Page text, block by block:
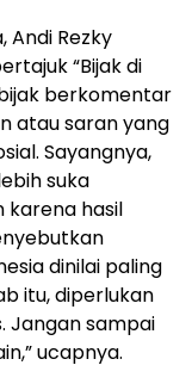
Andi Rezky
“Bijak di
berkomentar
atau saran yang
Sayangnya,
suka
karena hasil
dinilai paling
itu, diperlukan
Jangan sampai
ucapnya.